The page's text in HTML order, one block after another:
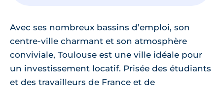
Avec ses nombreux bassins d’emploi, son
centre-ville charmant et son atmosphère
conviviale, Toulouse est une ville idéale pour
un investissement locatif. Prisée des étudiants
et des travailleurs de France et de